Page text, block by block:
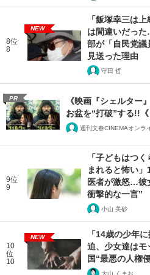
8位
8
NEW
「飯塚幸三は
は間違いだっ
部が「自民党議
見送った理由
守田 哲
PR
《映画『シェルター
お盆を“打破”する!!
週刊文春CINEMAオンラ
9位
9
「子どもはつ
まれると怖い
医者が激怒…彼
衝撃的な一言”
小山 美砂
10
位
10
NEW
「14歳の少年
迫、少女達は
国“最悪の人権